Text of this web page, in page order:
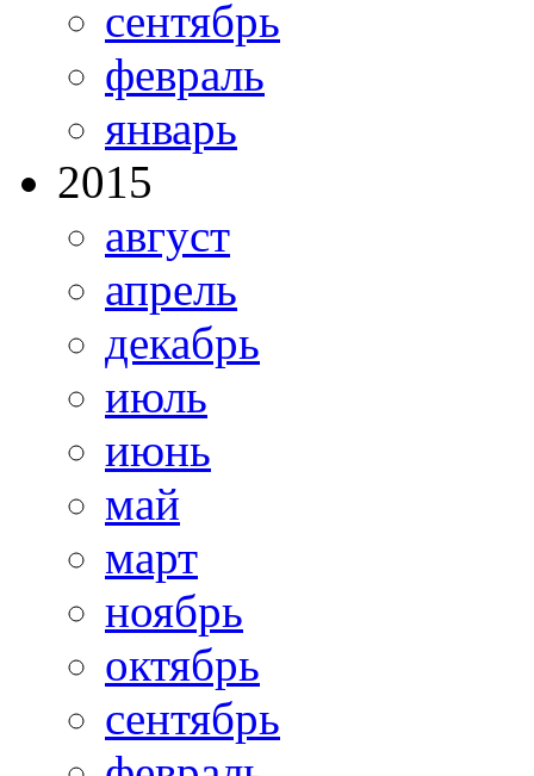
сентябрь
февраль
январь
2015
август
апрель
декабрь
июль
июнь
май
март
ноябрь
октябрь
сентябрь